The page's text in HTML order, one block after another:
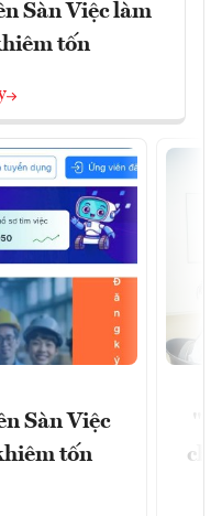
Sàn Việc làm
tốn
Sàn Việc
tốn